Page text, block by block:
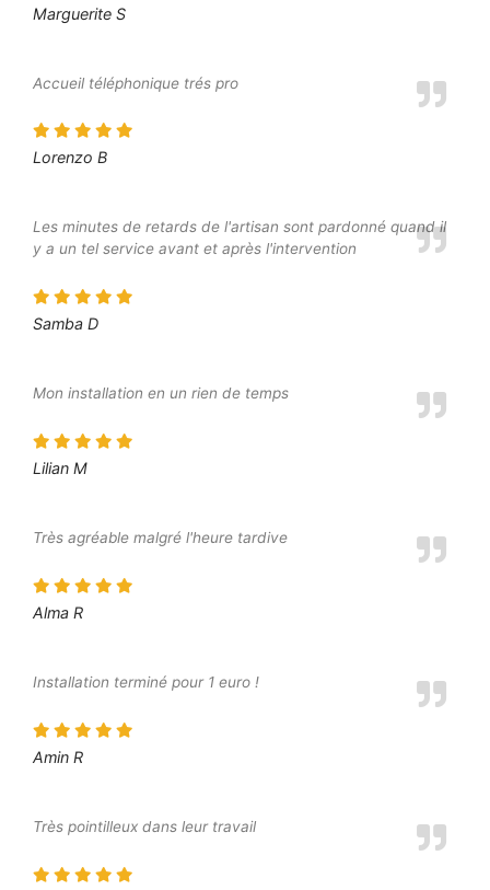
Marguerite S
Accueil téléphonique trés pro
Lorenzo B
Les minutes de retards de l'artisan sont pardonné quand il
y a un tel service avant et après l'intervention
Samba D
Mon installation en un rien de temps
Lilian M
Très agréable malgré l'heure tardive
Alma R
Installation terminé pour 1 euro !
Amin R
Très pointilleux dans leur travail